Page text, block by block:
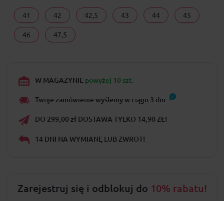
41 42 42,5 43 44 45
46 47,5
W MAGAZYNIE powyżej 10 szt.
Twoje zamówienie wyślemy w ciągu 3 dni
DO 299,00 zł DOSTAWA TYLKO 14,90 ZŁ!
14 DNI NA WYMIANĘ LUB ZWROT!
Zarejestruj się i odblokuj do 10% rabatu!